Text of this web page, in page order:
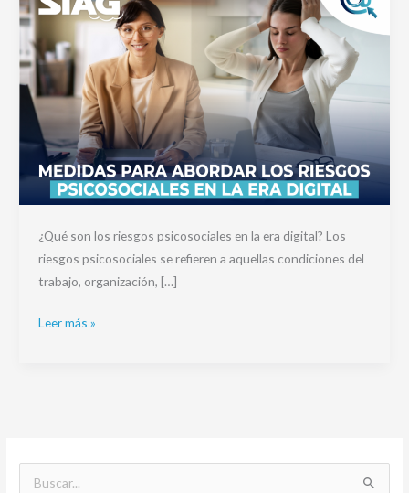
¿Qué son los riesgos psicosociales en la era digital? Los
riesgos psicosociales se refieren a aquellas condiciones del
trabajo, organización, […]
Leer más »